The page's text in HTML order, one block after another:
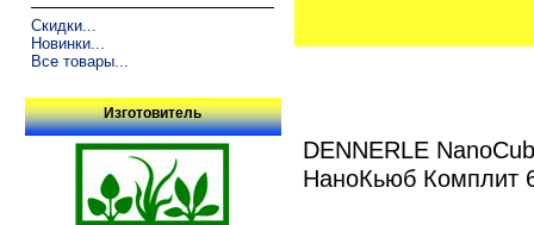
Скидки...
Новинки...
Все товары...
Изготовитель
DENNERLE
НаноКьюб Комплит